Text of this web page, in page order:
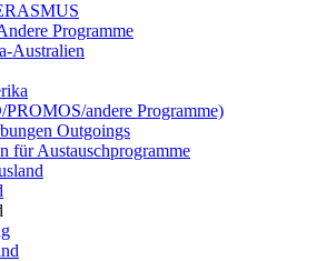
Programme
Australien
andere Programme)
Outgoings
für Austauschprogramme